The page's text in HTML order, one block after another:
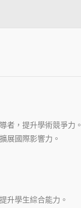
者，提升學術競爭力。
展國際影響力。
升學生綜合能力。